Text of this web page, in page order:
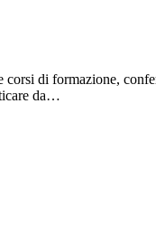
di formazione,
da…